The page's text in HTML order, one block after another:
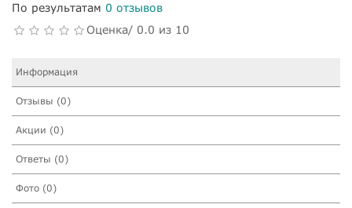
По результатам 0 отзывов
Оценка/ 0.0 из 10
Информация
Отзывы (0)
Акции (0)
Ответы (0)
Фото (0)